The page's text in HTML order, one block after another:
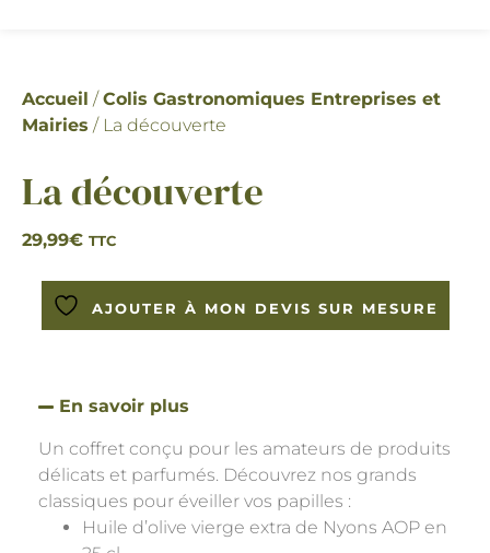
Accueil /Colis Gastronomiques Entreprises et
Mairies / La découverte
La découverte
29,99€ TTC
AJOUTER À MON DEVIS SUR MESURE
En savoir plus
Un coffret conçu pour les amateurs de produits
délicats et parfumés. Découvrez nos grands
classiques pour éveiller vos papilles :
Huile d’olive vierge extra de Nyons AOP en